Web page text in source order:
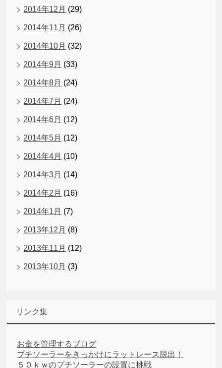
2014年12月 (29)
2014年11月 (26)
2014年10月 (32)
2014年9月 (33)
2014年8月 (24)
2014年7月 (24)
2014年6月 (12)
2014年5月 (12)
2014年4月 (10)
2014年3月 (14)
2014年2月 (16)
2014年1月 (7)
2013年12月 (8)
2013年11月 (12)
2013年10月 (3)
リンク集
お金を管理するブログ
プチソーラーをきっかけにラットレース脱出！
５０ｋｗのプチソーラーの設置に挑戦